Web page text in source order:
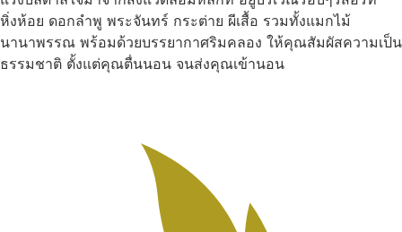
หิ่งห้อย ดอกลำพู พระจันทร์ กระต่าย ผีเสื้อ รวมทั้งแมกไม้
นานาพรรณ พร้อมด้วยบรรยากาศริมคลอง ให้คุณสัมผัสความเป็น
ธรรมชาติ ตั้งแต่คุณตื่นนอน จนส่งคุณเข้านอน